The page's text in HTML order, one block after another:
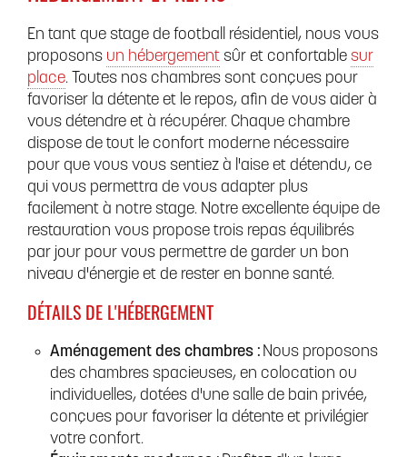
En tant que stage de football résidentiel, nous vous
proposons un hébergement sûr et confortable sur
place. Toutes nos chambres sont conçues pour
favoriser la détente et le repos, afin de vous aider à
vous détendre et à récupérer. Chaque chambre
dispose de tout le confort moderne nécessaire
pour que vous vous sentiez à l'aise et détendu, ce
qui vous permettra de vous adapter plus
facilement à notre stage. Notre excellente équipe de
restauration vous propose trois repas équilibrés
par jour pour vous permettre de garder un bon
niveau d'énergie et de rester en bonne santé.
DÉTAILS DE L'HÉBERGEMENT
Aménagement des chambres : Nous proposons
des chambres spacieuses, en colocation ou
individuelles, dotées d'une salle de bain privée,
conçues pour favoriser la détente et privilégier
votre confort.